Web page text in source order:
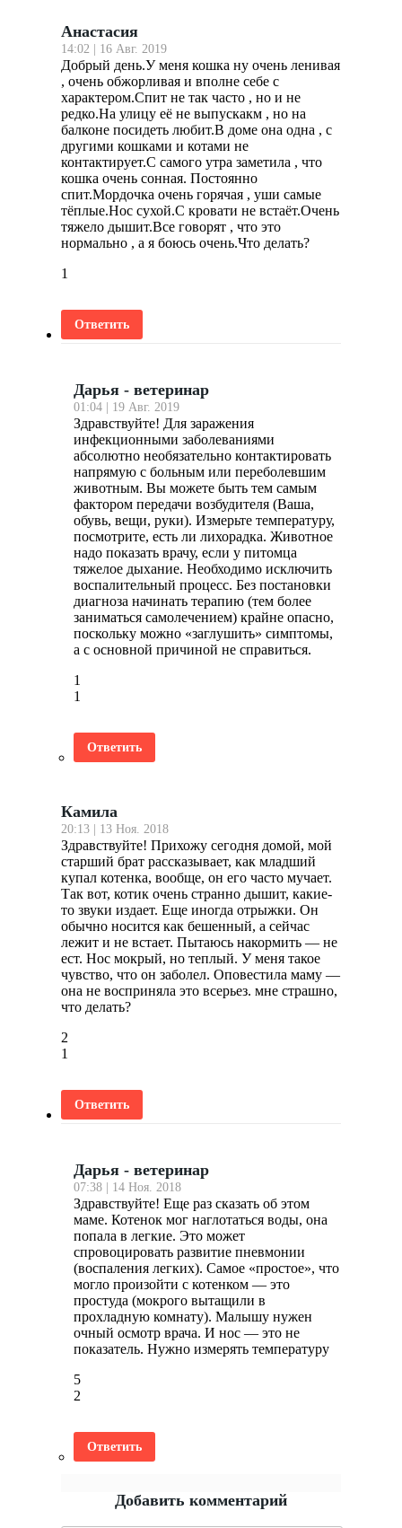
Анастасия
14:02 | 16 Авг. 2019
Добрый день.У меня кошка ну очень ленивая
, очень обжорливая и вполне себе с
характером.Спит не так часто , но и не
редко.На улицу её не выпускакм , но на
балконе посидеть любит.В доме она одна , с
другими кошками и котами не
контактирует.С самого утра заметила , что
кошка очень сонная. Постоянно
спит.Мордочка очень горячая , уши самые
тёплые.Нос сухой.С кровати не встаёт.Очень
тяжело дышит.Все говорят , что это
нормально , а я боюсь очень.Что делать?
1
Ответить
Дарья - ветеринар
01:04 | 19 Авг. 2019
Здравствуйте! Для заражения
инфекционными заболеваниями
абсолютно необязательно контактировать
напрямую с больным или переболевшим
животным. Вы можете быть тем самым
фактором передачи возбудителя (Ваша,
обувь, вещи, руки). Измерьте температуру,
посмотрите, есть ли лихорадка. Животное
надо показать врачу, если у питомца
тяжелое дыхание. Необходимо исключить
воспалительный процесс. Без постановки
диагноза начинать терапию (тем более
заниматься самолечением) крайне опасно,
поскольку можно «заглушить» симптомы,
а с основной причиной не справиться.
1
1
Ответить
Камила
20:13 | 13 Ноя. 2018
Здравствуйте! Прихожу сегодня домой, мой
старший брат рассказывает, как младший
купал котенка, вообще, он его часто мучает.
Так вот, котик очень странно дышит, какие-
то звуки издает. Еще иногда отрыжки. Он
обычно носится как бешенный, а сейчас
лежит и не встает. Пытаюсь накормить — не
ест. Нос мокрый, но теплый. У меня такое
чувство, что он заболел. Оповестила маму —
она не восприняла это всерьез. мне страшно,
что делать?
2
1
Ответить
Дарья - ветеринар
07:38 | 14 Ноя. 2018
Здравствуйте! Еще раз сказать об этом
маме. Котенок мог наглотаться воды, она
попала в легкие. Это может
спровоцировать развитие пневмонии
(воспаления легких). Самое «простое», что
могло произойти с котенком — это
простуда (мокрого вытащили в
прохладную комнату). Малышу нужен
очный осмотр врача. И нос — это не
показатель. Нужно измерять температуру
5
2
Ответить
Добавить комментарий